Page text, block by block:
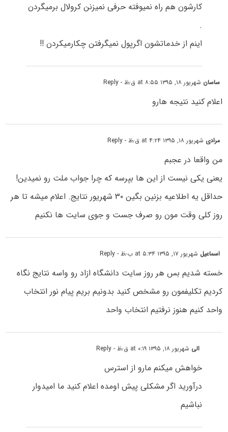
کارشون هم راه نمیوفته حرفی نمیزنن کرولال برمیگردن
.
اینم از خدماتشون اگرپول نمیگرفتن چکارمیکردن !!
ساسان شهریور ۱۸, ۱۳۹۵ at ۸:۵۵ ق٫ظ - Reply
اعلام کنید نتیجه هارو
مرادی شهریور ۱۸, ۱۳۹۵ at ۴:۲۴ ق٫ظ - Reply
من واقعا در عجبم
یعنی یکی نیست از این ها بپرسه که چرا جواب ملت رو نمیدین!
حداقل یه اطلاعیه بزنین بگین ۳۰ شهریور نتایج. اعلام میشه تا هر
روز کلی وقت مون رو صرف جست و جوی سایت ها نکنیم
اسماعیل شهریور ۱۷, ۱۳۹۵ at ۵:۳۴ ب٫ظ - Reply
خسته شدیم بس هر روز سایت دانشگاه ازاد رو واسه نتایج نگاه
کردیم تکلیفمون رو مشخص کنید بدونیم بریم پیام نور انتخاب
واحد کنیم هنوز نرفتیم انتخاب واحد
الی شهریور ۱۸, ۱۳۹۵ at ۰:۱۹ ق٫ظ - Reply
خواهش میکنم مارو از استرس
درآورید اگر مشکلی پیش اومده اعلام کنید ما امیدوار
نباشیم